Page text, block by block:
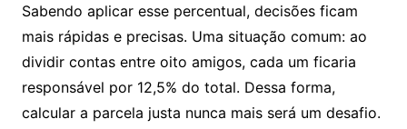
Sabendo aplicar esse percentual, decisões ficam
mais rápidas e precisas. Uma situação comum: ao
dividir contas entre oito amigos, cada um ficaria
responsável por 12,5% do total. Dessa forma,
calcular a parcela justa nunca mais será um desafio.